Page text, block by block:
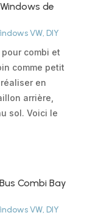
de
VW, DIY
combi et
comme petit
en
arrière,
sol. Voici le
Combi Bay
VW, DIY